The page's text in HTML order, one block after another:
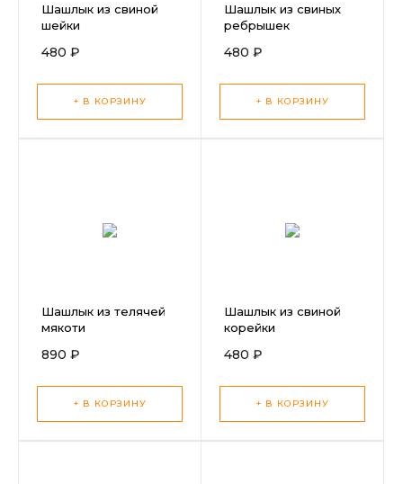
Шашлык из свиной
шейки
480 ₽
+ В КОРЗИНУ
Шашлык из свиных
ребрышек
480 ₽
+ В КОРЗИНУ
Шашлык из телячей
мякоти
890 ₽
+ В КОРЗИНУ
Шашлык из свиной
корейки
480 ₽
+ В КОРЗИНУ